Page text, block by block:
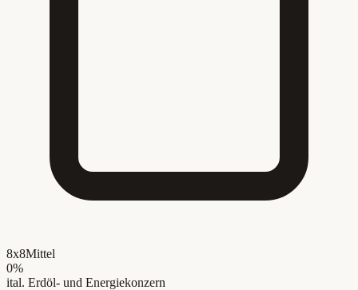
8x8Mittel
0%
ital. Erdöl- und Energiekonzern